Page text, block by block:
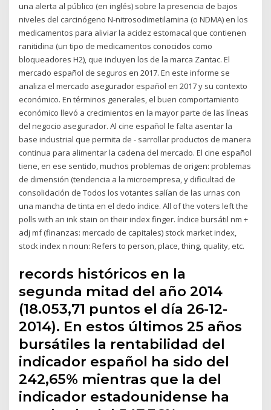
una alerta al público (en inglés) sobre la presencia de bajos
niveles del carcinógeno N-nitrosodimetilamina (o NDMA) en los
medicamentos para aliviar la acidez estomacal que contienen
ranitidina (un tipo de medicamentos conocidos como
bloqueadores H2), que incluyen los de la marca Zantac. El
mercado español de seguros en 2017. En este informe se
analiza el mercado asegurador español en 2017 y su contexto
económico. En términos generales, el buen comportamiento
económico llevó a crecimientos en la mayor parte de las líneas
del negocio asegurador. Al cine español le falta asentar la
base industrial que permita de - sarrollar productos de manera
continua para alimentar la cadena del mercado. El cine español
tiene, en ese sentido, muchos problemas de origen: problemas
de dimensión (tendencia a la microempresa, y dificultad de
consolidación de Todos los votantes salían de las urnas con
una mancha de tinta en el dedo índice. All of the voters left the
polls with an ink stain on their index finger. índice bursátil nm +
adj mf (finanzas: mercado de capitales) stock market index,
stock index n noun: Refers to person, place, thing, quality, etc.
records históricos en la
segunda mitad del año 2014
(18.053,71 puntos el día 26-12-
2014). En estos últimos 25 años
bursátiles la rentabilidad del
indicador español ha sido del
242,65% mientras que la del
indicador estadounidense ha